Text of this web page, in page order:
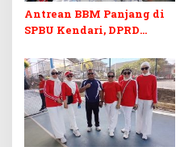
Antrean BBM Panjang di
SPBU Kendari, DPRD
Barcode Curang